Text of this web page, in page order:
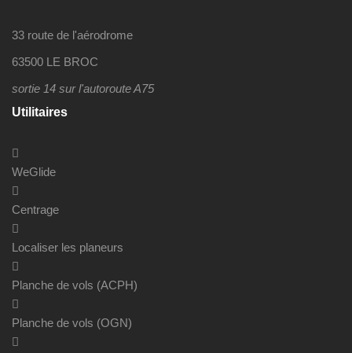
33 route de l'aérodrome
63500 LE BROC
sortie 14 sur l'autoroute A75
Utilitaires
WeGlide
Centrage
Localiser les planeurs
Planche de vols (ACPH)
Planche de vols (OGN)